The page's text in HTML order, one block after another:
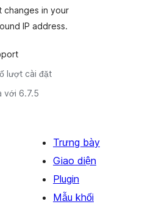
changes in your
IP address.
lượt cài đặt
với 6.7.5
Trưng bày
Giao diện
Plugin
Mẫu khối